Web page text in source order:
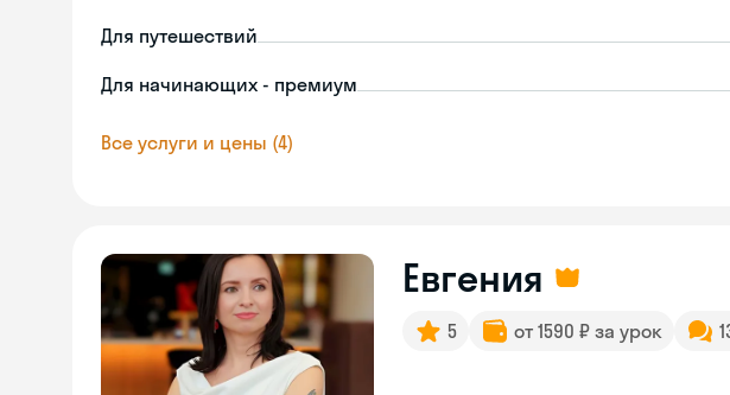
Для путешествий
Для начинающих - премиум
Все услуги и цены (4)
Евгения
5 от 1590 ₽ за урок